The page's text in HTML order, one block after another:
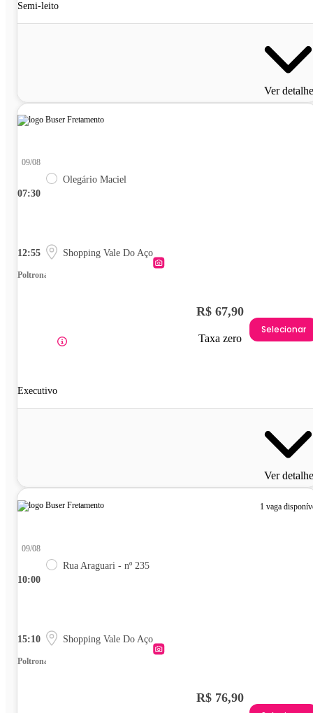
Semi-leito
Ver
07:30
09/08
Olegário Maciel
12:55 Shopping Vale Do Aço
Poltrona
Executivo
R$ 67,90
Taxa zero
Selecionar
Ver
1 vaga
10:00
09/08
Rua Araguari - nº 235
15:10 Shopping Vale Do Aço
Poltrona
R$ 76,90